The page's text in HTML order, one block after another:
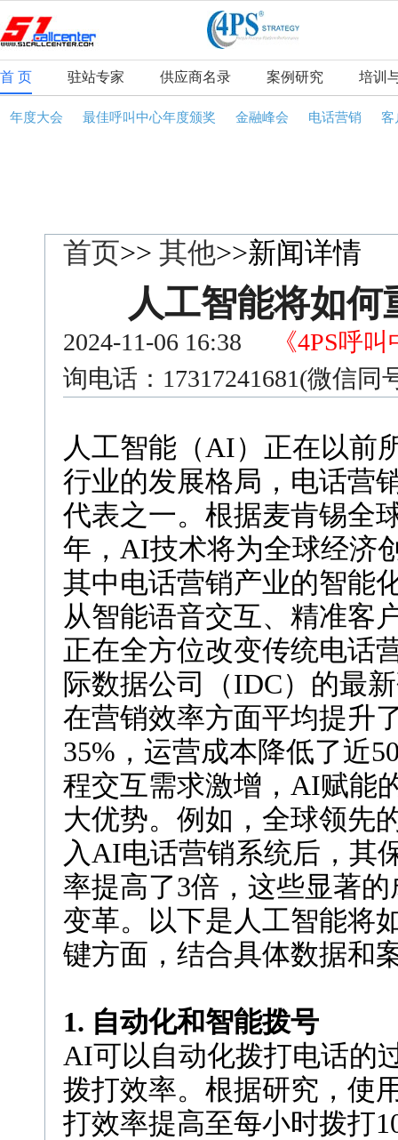
首 页 驻站专家 供应商名录 案例研究 培训
年度大会 最佳呼叫中心年度颁奖 金融峰会 电话营销 客
首页>> 其他>>新闻详情
人工智能将如
2024-11-06 16:38
《4PS呼
询电话：17317241681(微信
人工智能（AI）正在以前
行业的发展格局，电话营
代表之一。根据麦肯锡全
年，AI技术将为全球经济
其中电话营销产业的智能
从智能语音交互、精准客
正在全方位改变传统电话
际数据公司（IDC）的最
在营销效率方面平均提升
35%，运营成本降低了近
程交互需求激增，AI赋能
大优势。例如，全球领先
入AI电话营销系统后，其
率提高了3倍，这些显著
变革。以下是人工智能将
键方面，结合具体数据和
1. 自动化和智能拨号
AI可以自动化拨打电话的
拨打效率。根据研究，使
打效率提高至每小时拨打